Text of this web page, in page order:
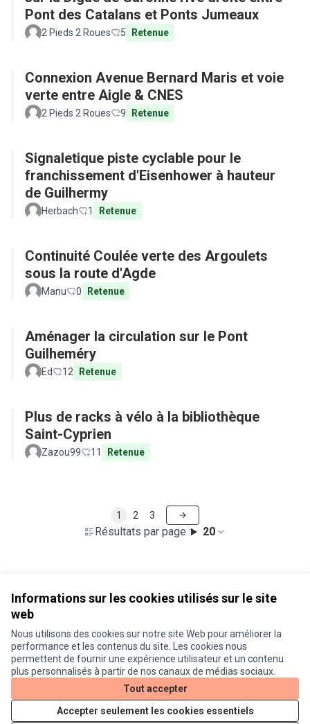
Informations sur les cookies utilisés sur le site
web
Nous utilisons des cookies sur notre site Web pour améliorer la
performance et les contenus du site. Les cookies nous
permettent de fournir une expérience utilisateur et un contenu
plus personnalisés à partir de nos canaux de médias sociaux.
Tout accepter
Accepter seulement les cookies essentiels
Pont des Catalans et Ponts Jumeaux
2 Pieds 2 Roues 5 Retenue
Connexion Avenue Bernard Maris et voie
verte entre Aigle & CNES
2 Pieds 2 Roues 9 Retenue
Signaletique piste cyclable pour le
franchissement d'Eisenhower à hauteur
de Guilhermy
Herbach 1 Retenue
Continuité Coulée verte des Argoulets
sous la route d'Agde
Manu 0 Retenue
Aménager la circulation sur le Pont
Guilheméry
Ed 12 Retenue
Plus de racks à vélo à la bibliothèque
Saint-Cyprien
Zazou99 11 Retenue
Résultats par page : 20
1 2 3
Conditions d'utilisation
Paramètres des cookies
Je participe ! sur X
(Lien externe)
Je participe ! sur Facebook
Je participe ! sur Instagram